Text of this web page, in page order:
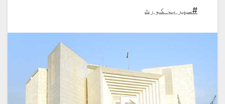
#سپریم کورٹ